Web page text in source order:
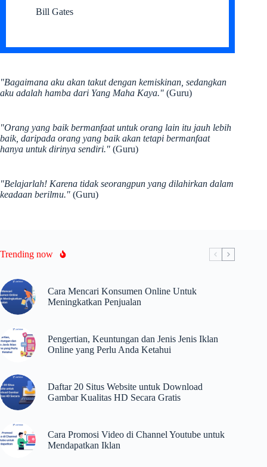
Bill Gates
"Bagaimana aku akan takut dengan kemiskinan, sedangkan
aku adalah hamba dari Yang Maha Kaya." (Guru)
"Orang yang baik bermanfaat untuk orang lain itu jauh lebih
baik, daripada orang yang baik akan tetapi bermanfaat
hanya untuk dirinya sendiri." (Guru)
"Belajarlah! Karena tidak seorangpun yang dilahirkan dalam
keadaan berilmu." (Guru)
Trending now
Cara Mencari Konsumen Online Untuk
Meningkatkan Penjualan
Pengertian, Keuntungan dan Jenis Jenis Iklan
Online yang Perlu Anda Ketahui
Daftar 20 Situs Website untuk Download
Gambar Kualitas HD Secara Gratis
Cara Promosi Video di Channel Youtube untuk
Mendapatkan Iklan